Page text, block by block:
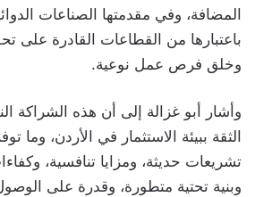
المضافة، وفي مقدمتها الصناعات
باعتبارها من القطاعات القادرة على
وخلق فرص عمل نوعية.
وأشار أبو غزالة إلى أن هذه الشراكة
الثقة ببيئة الاستثمار في الأردن، وما
تشريعات حديثة، ومزايا تنافسية،
وبنية تحتية متطورة، وقدرة على